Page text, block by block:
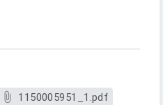
1150005951_1.pdf